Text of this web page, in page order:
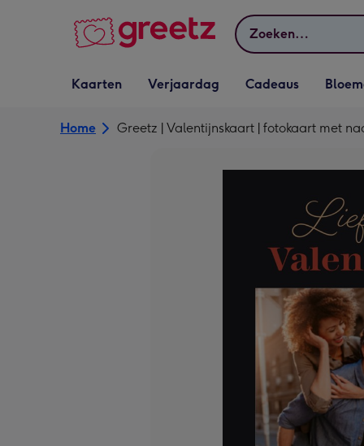
Zoeken
Vervolgkeuzelijst
Kaarten openen
Kaarten
Vervolgkeuzelijst
Verjaardag openen
Verjaardag
Vervolgkeuzelijst
Cadeaus openen
Cadeaus
Bloemen
Home Greetz | Valentijnskaart | fotokaart met